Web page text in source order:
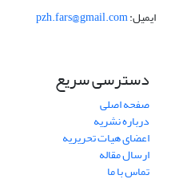
ایمیل:pzh.fars@gmail.com
دسترسی سریع
صفحه اصلی
درباره نشریه
اعضای هیات تحریریه
ارسال مقاله
تماس با ما